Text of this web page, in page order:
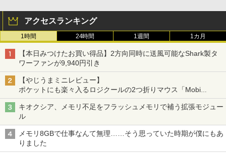
アクセスランキング
1時間 24時間 1週間 1カ月
【本日みつけたお買い得品】2方向同時に送風可能なShark製タ
ワーファンが9,940円引き
【やじうまミニレビュー】
ポケットにも楽々入るロジクールの2つ折りマウス「Mobi
Fold」。その気になるギミックとは？
キオクシア、メモリ不足をフラッシュメモリで補う拡張モジュー
ル
メモリ8GBで仕事なんて無理……そう思っていた時期が僕にもあ
りました